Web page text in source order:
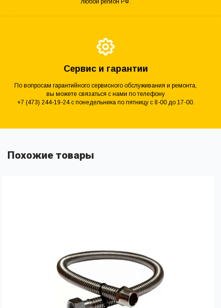
любой регион РФ.
Сервис и гарантии
По вопросам гарантийного сервисного обслуживания и ремонта,
вы можете связаться с нами по телефону
+7 (473) 244-19-24 с понедельника по пятницу с 8-00 до 17-00.
Похожие товары